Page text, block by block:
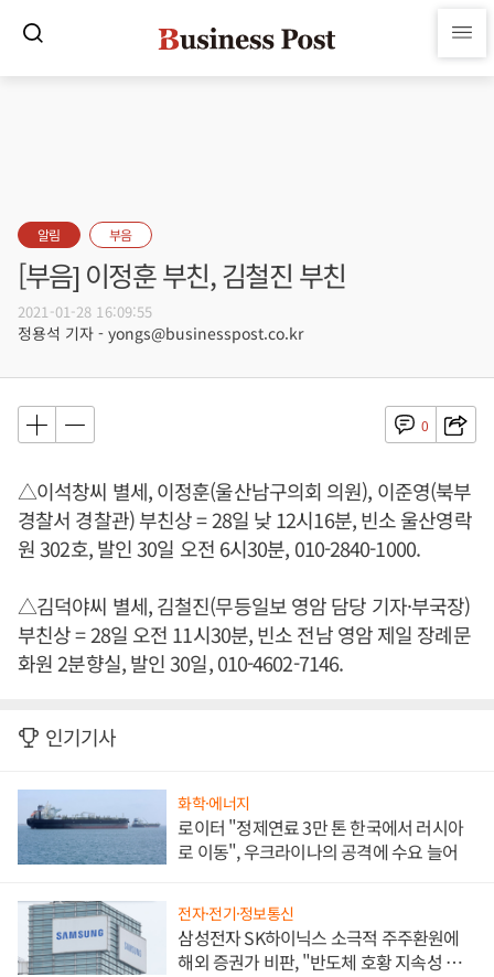
알림 부음
[부음] 이정훈 부친, 김철진 부친
2021-01-28 16:09:55
정용석 기자 - yongs@businesspost.co.kr
0
△이석창씨 별세, 이정훈(울산남구의회 의원), 이준영(북부
경찰서 경찰관) 부친상 = 28일 낮 12시16분, 빈소 울산영락
원 302호, 발인 30일 오전 6시30분, 010-2840-1000.
△김덕야씨 별세, 김철진(무등일보 영암 담당 기자·부국장)
부친상 = 28일 오전 11시30분, 빈소 전남 영암 제일 장례문
화원 2분향실, 발인 30일, 010-4602-7146.
인기기사
화학·에너지
로이터 "정제연료 3만 톤 한국에서 러시아
로 이동", 우크라이나의 공격에 수요 늘어
전자·전기·정보통신
삼성전자 SK하이닉스 소극적 주주환원에
해외 증권가 비판, "반도체 호황 지속성 의